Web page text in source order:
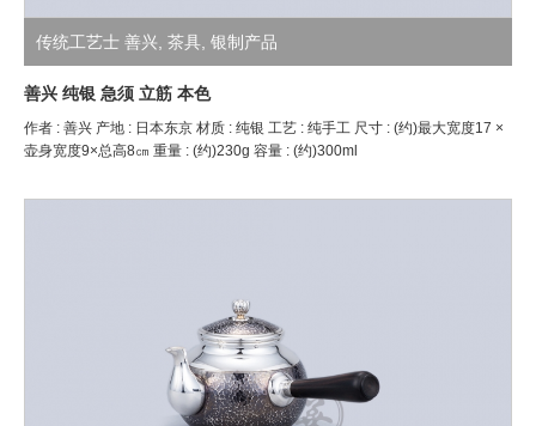
传统工艺士 善兴, 茶具, 银制产品
善兴 纯银 急须 立筋 本色
作者 : 善兴 产地 : 日本东京 材质 : 纯银 工艺 : 纯手工 尺寸 : (约)最大宽度17 ×
壶身宽度9×总高8㎝ 重量 : (约)230g 容量 : (约)300ml